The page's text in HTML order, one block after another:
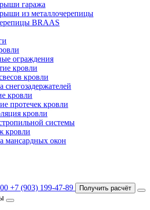
гаража
из металлочерепицы
BRAAS
ограждения
кровли
кровли
снегозадержателей
кровли
протечек кровли
кровли
системы
кровли
мансардных окон
+7 (903) 199-47-89 Получить расчёт